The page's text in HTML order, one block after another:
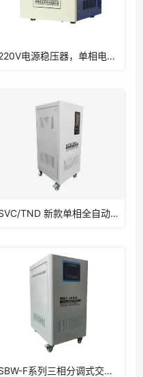
220V电源稳压器，单相电稳压器
SVC/TND 新款单相全自动补偿式稳压器
SBW-F系列三相分调式交流稳压器